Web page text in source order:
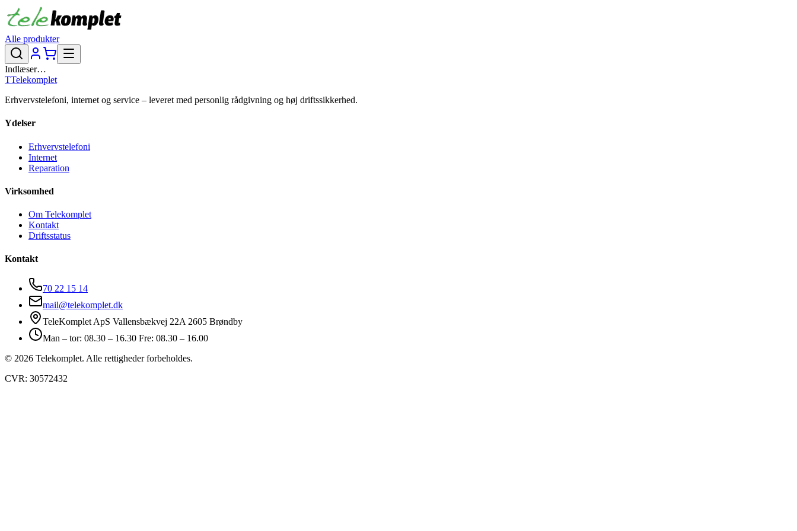
Alle produkter
Indlæser…
TTelekomplet
Erhvervstelefoni, internet og service – leveret med personlig rådgivning og høj driftssikkerhed.
Ydelser
Erhvervstelefoni
Internet
Reparation
Virksomhed
Om Telekomplet
Kontakt
Driftsstatus
Kontakt
70 22 15 14
mail@telekomplet.dk
TeleKomplet ApS Vallensbækvej 22A 2605 Brøndby
Man – tor: 08.30 – 16.30 Fre: 08.30 – 16.00
© 2026 Telekomplet. Alle rettigheder forbeholdes.
CVR: 30572432